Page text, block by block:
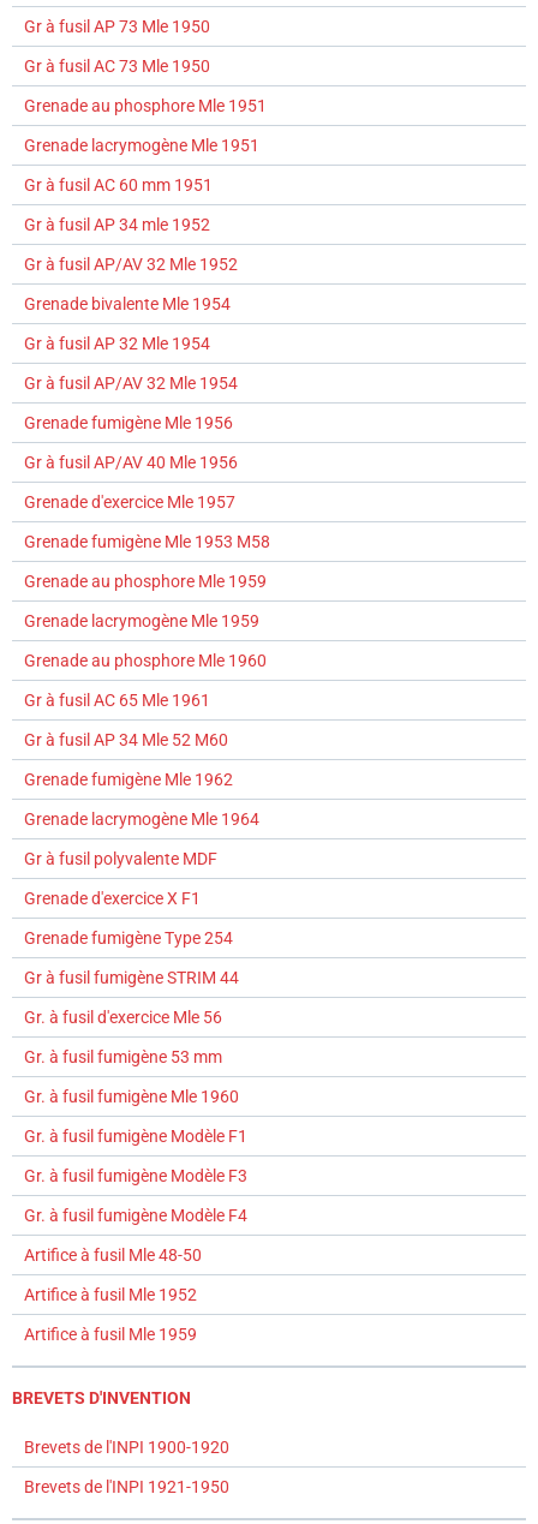
Gr à fusil AP 73 Mle 1950
Gr à fusil AC 73 Mle 1950
Grenade au phosphore Mle 1951
Grenade lacrymogène Mle 1951
Gr à fusil AC 60 mm 1951
Gr à fusil AP 34 mle 1952
Gr à fusil AP/AV 32 Mle 1952
Grenade bivalente Mle 1954
Gr à fusil AP 32 Mle 1954
Gr à fusil AP/AV 32 Mle 1954
Grenade fumigène Mle 1956
Gr à fusil AP/AV 40 Mle 1956
Grenade d'exercice Mle 1957
Grenade fumigène Mle 1953 M58
Grenade au phosphore Mle 1959
Grenade lacrymogène Mle 1959
Grenade au phosphore Mle 1960
Gr à fusil AC 65 Mle 1961
Gr à fusil AP 34 Mle 52 M60
Grenade fumigène Mle 1962
Grenade lacrymogène Mle 1964
Gr à fusil polyvalente MDF
Grenade d'exercice X F1
Grenade fumigène Type 254
Gr à fusil fumigène STRIM 44
Gr. à fusil d'exercice Mle 56
Gr. à fusil fumigène 53 mm
Gr. à fusil fumigène Mle 1960
Gr. à fusil fumigène Modèle F1
Gr. à fusil fumigène Modèle F3
Gr. à fusil fumigène Modèle F4
Artifice à fusil Mle 48-50
Artifice à fusil Mle 1952
Artifice à fusil Mle 1959
BREVETS D'INVENTION
Brevets de l'INPI 1900-1920
Brevets de l'INPI 1921-1950